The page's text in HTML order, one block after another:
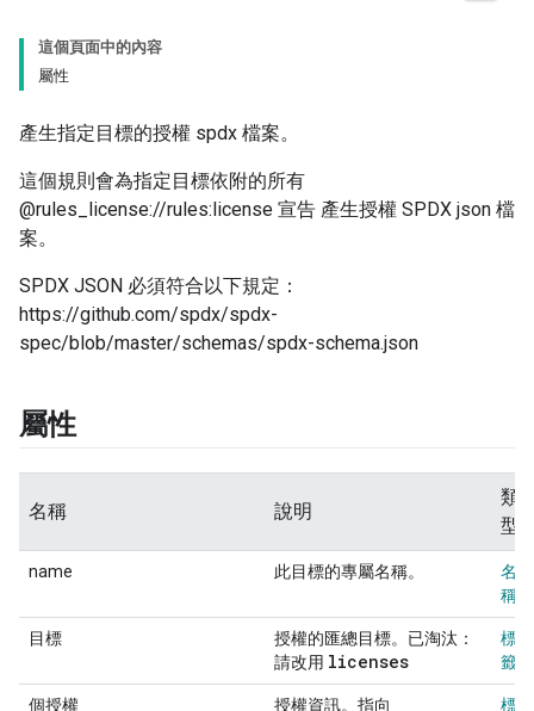
這個頁面中的內容
屬性
產生指定目標的授權 spdx 檔案。
這個規則會為指定目標依附的所有
@rules_license://rules:license 宣告 產生授權 SPDX json 檔
案。
SPDX JSON 必須符合以下規定：
https://github.com/spdx/spdx-
spec/blob/master/schemas/spdx-schema.json
屬性
名稱 說明
類
型
name 此目標的專屬名稱。
名
稱
目標
授權的匯總目標。已淘汰：
請改用 licenses
標
籤
個授權
授權資訊。指向
標